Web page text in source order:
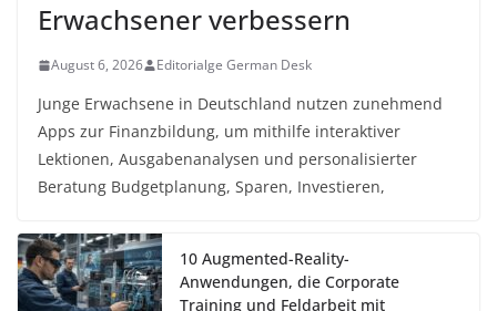
Erwachsener verbessern
August 6, 2026 Editorialge German Desk
Junge Erwachsene in Deutschland nutzen zunehmend
Apps zur Finanzbildung, um mithilfe interaktiver
Lektionen, Ausgabenanalysen und personalisierter
Beratung Budgetplanung, Sparen, Investieren,
10 Augmented-Reality-
Anwendungen, die Corporate
Training und Feldarbeit mit